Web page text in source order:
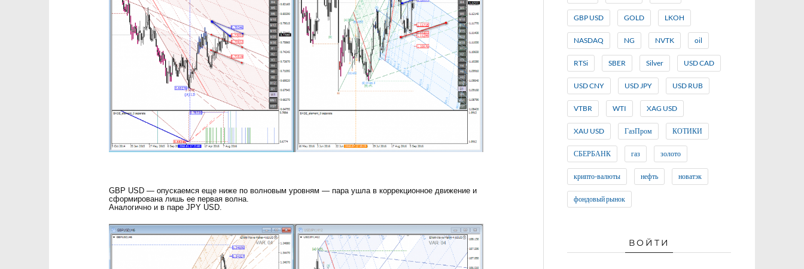
GBP USD — опускаемся еще ниже по волновым уровням — пара ушла в коррекционное движение и
сформирована лишь ее первая волна.
Аналогично и в паре JPY USD.
GBP USD GOLD LKOH
NASDAQ NG NVTK oil
RTSi SBER Silver USD CAD
USD CNY USD JPY USD RUB
VTBR WTI XAG USD
XAU USD ГазПром КОТИКИ
СБЕРБАНК газ золото
крипто-валюты нефть новатэк
фондовый рынок
ВОЙТИ